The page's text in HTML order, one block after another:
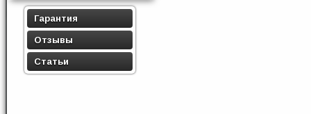
Гарантия
Отзывы
Статьи